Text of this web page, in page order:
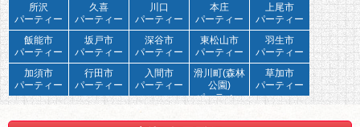
所沢
パーティー
久喜
パーティー
川口
パーティー
本庄
パーティー
上尾市
パーティー
飯能市
パーティー
坂戸市
パーティー
深谷市
パーティー
東松山市
パーティー
羽生市
パーティー
加須市
パーティー
行田市
パーティー
入間市
パーティー
滑川町(森林
公園)
パーティー
草加市
パーティー